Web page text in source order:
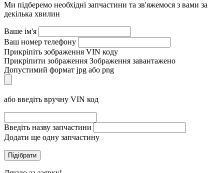
Ми підберемо необхідні запчастини та зв'яжемося з вами за
декілька хвилин
Ваше ім'я
Ваш номер телефону
Прикріпіть зображення VIN коду
Прикріпити зображення Зображення завантажено
Допустимий формат jpg або png
або введіть вручну VIN код
Введіть назву запчастини
Додати ще одну запчастину